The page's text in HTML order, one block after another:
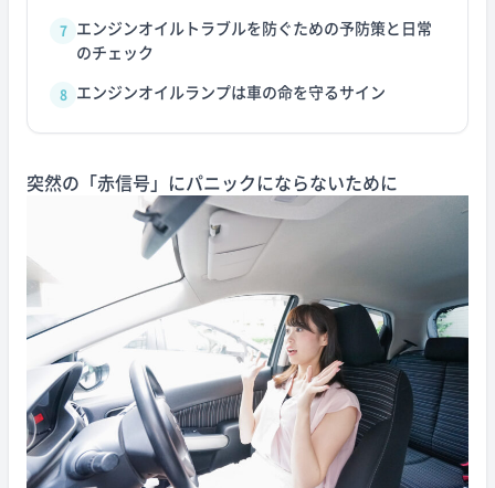
7 エンジンオイルトラブルを防ぐための予防策と日常
のチェック
8 エンジンオイルランプは車の命を守るサイン
突然の「赤信号」にパニックにならないために